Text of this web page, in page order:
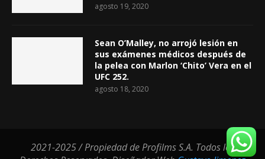
agosto 19, 2020
Sean O’Malley, no arrojó lesión en
sus exámenes médicos después de
la pelea con Marlon ‘Chito’ Vera en el
UFC 252.
agosto 18, 2020
2021-2025 / Propiedad de Profilms S.A. Todos los